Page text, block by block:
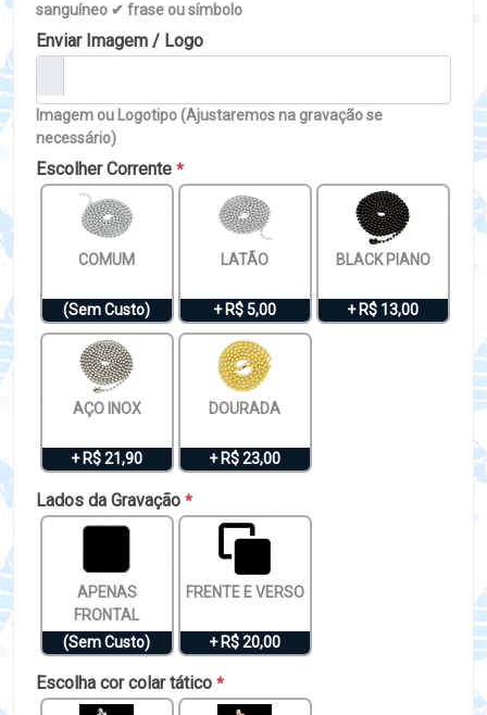
sanguíneo ✔ frase ou símbolo
Enviar Imagem / Logo
Imagem ou Logotipo (Ajustaremos na gravação se
necessário)
Escolher Corrente *
COMUM
(Sem Custo)
LATÃO
+ R$ 5,00
BLACK PIANO
+ R$ 13,00
AÇO INOX
+ R$ 21,90
DOURADA
+ R$ 23,00
Lados da Gravação *
APENAS
FRONTAL
(Sem Custo)
FRENTE E VERSO
+ R$ 20,00
Escolha cor colar tático *